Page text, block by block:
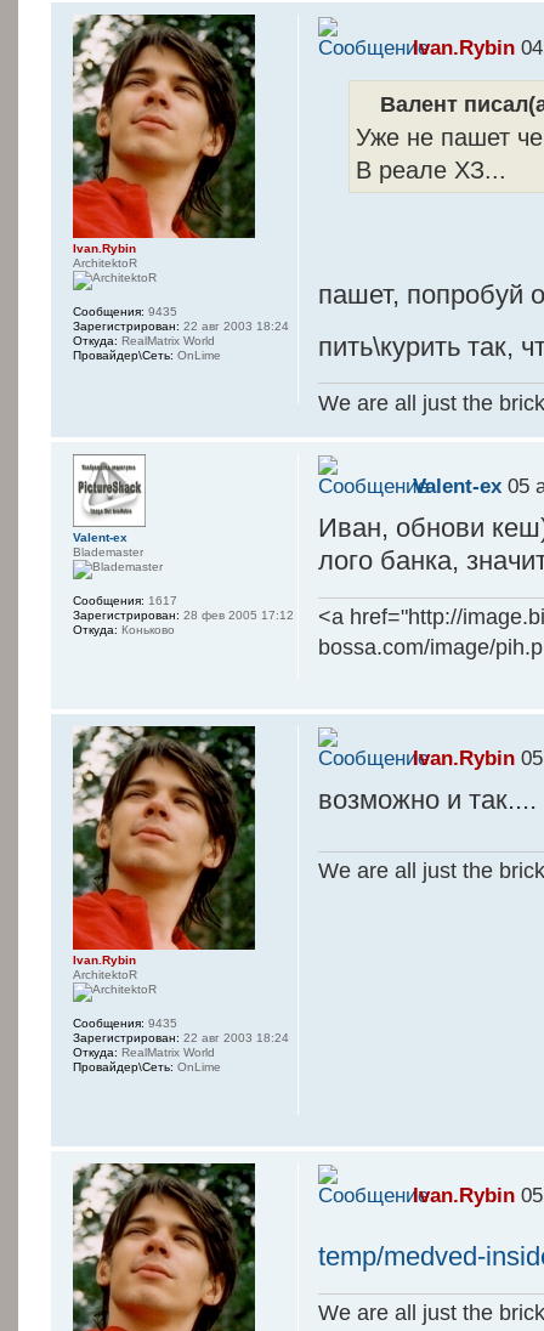
Ivan.Rybin
Валент
Уже не пашет
В реале ХЗ...
пашет, попробуй
пить\курить
We are all just the
Ivan.Rybin
ArchitektoR
Сообщения: 9435
Зарегистрирован: 22 авг 2003 18:24
Откуда: RealMatrix World
Провайдер\Сеть: OnLime
Valent-ex 05
Иван, обнови
лого банка,
<a href="http://
bossa.com/image/
Valent-ex
Blademaster
Сообщения: 1617
Зарегистрирован: 28 фев 2005 17:12
Откуда: Коньково
Ivan.Rybin
возможно и так....
We are all just the
Ivan.Rybin
ArchitektoR
Сообщения: 9435
Зарегистрирован: 22 авг 2003 18:24
Откуда: RealMatrix World
Провайдер\Сеть: OnLime
Ivan.Rybin
temp/medved-
We are all just the